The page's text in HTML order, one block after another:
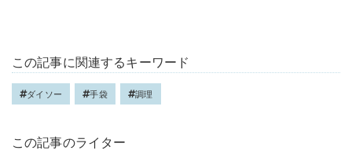
この記事に関連するキーワード
ダイソー 手袋 調理
この記事のライター